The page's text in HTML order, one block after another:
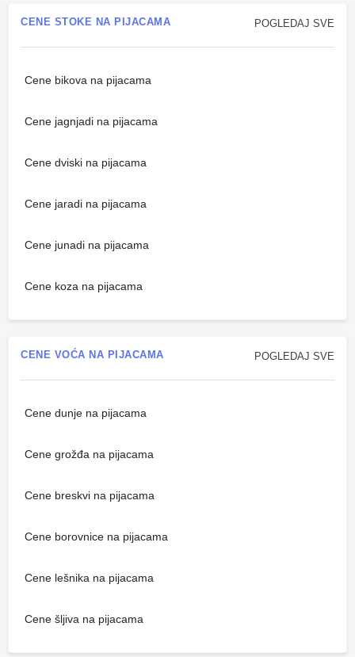
POGLEDAJ SVE
CENE STOKE NA PIJACAMA
Cene bikova na pijacama
Cene jagnjadi na pijacama
Cene dviski na pijacama
Cene jaradi na pijacama
Cene junadi na pijacama
Cene koza na pijacama
POGLEDAJ SVE
CENE VOĆA NA PIJACAMA
Cene dunje na pijacama
Cene grožđa na pijacama
Cene breskvi na pijacama
Cene borovnice na pijacama
Cene lešnika na pijacama
Cene šljiva na pijacama